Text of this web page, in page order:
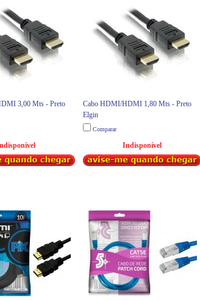
3,00 Mts - Preto
Cabo HDMI/HDMI 1,80 Mts - Preto
Elgin
Comparar
Indisponível